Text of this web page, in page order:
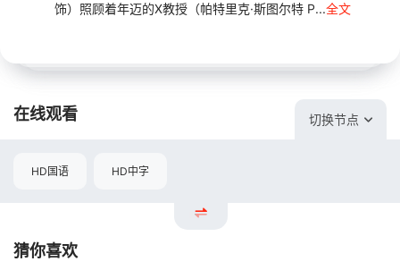
饰）照顾着年迈的X教授（帕特里克·斯图尔特 P...全文
在线观看 切换节点
HD国语 HD中字
猜你喜欢